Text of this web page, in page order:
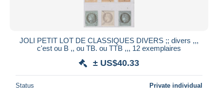
JOLI PETIT LOT DE CLASSIQUES DIVERS ;; divers ,,,
c'est ou B ,, ou TB. ou TTB ,,, 12 exemplaires
± US$40.33
Status Private individual